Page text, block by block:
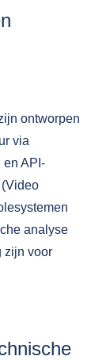
ontworpen
via
en API-
analyse
zijn voor